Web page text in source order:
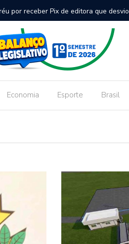
no Aeroporto de Dourados vai custar
Economia Esporte Brasil